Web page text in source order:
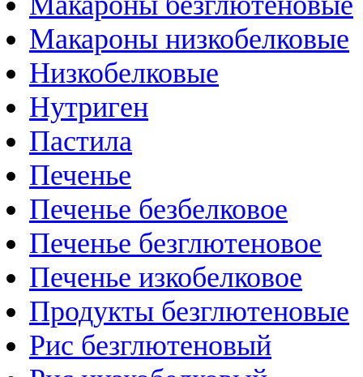
Макароны низкобелковые
Низкобелковые
Нутриген
Пастила
Печенье
Печенье безбелковое
Печенье безглютеновое
Печенье изкобелковое
Продукты безглютеновые
Рис безглютеновый